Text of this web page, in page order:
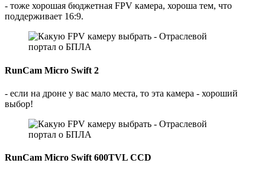
- тоже хорошая бюджетная FPV камера, хороша тем, что
поддерживает 16:9.
RunCam Micro Swift 2
- если на дроне у вас мало места, то эта камера - хороший
выбор!
RunCam Micro Swift 600TVL CCD